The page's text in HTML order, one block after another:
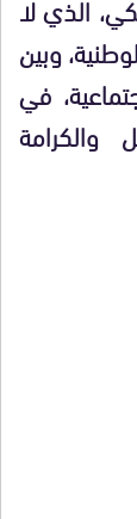
وبين
في